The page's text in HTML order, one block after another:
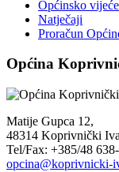
Općinsko vijeće
Natječaji
Proračun
Općina
Matije Gupca 12,
48314 Koprivnički
Tel/Fax: +385/48
opcina@koprivnicki-